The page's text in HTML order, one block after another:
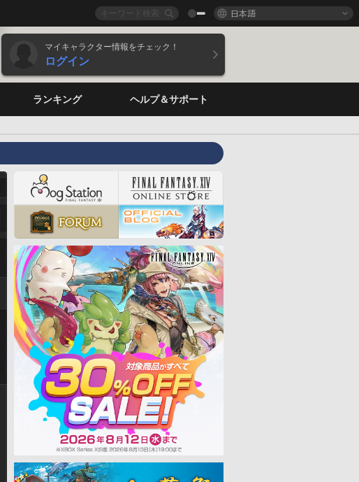
日本語
マイキャラクター情報をチェック！
ログイン
ランキング ヘルプ＆サポート